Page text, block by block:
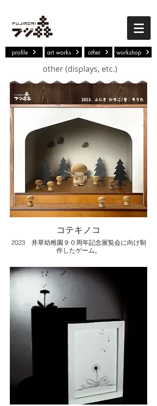
profile art works other workshop
other (displays, etc.)
コテキノコ
2023 井草幼稚園９０周年記念展覧会に向け制
作したゲーム。